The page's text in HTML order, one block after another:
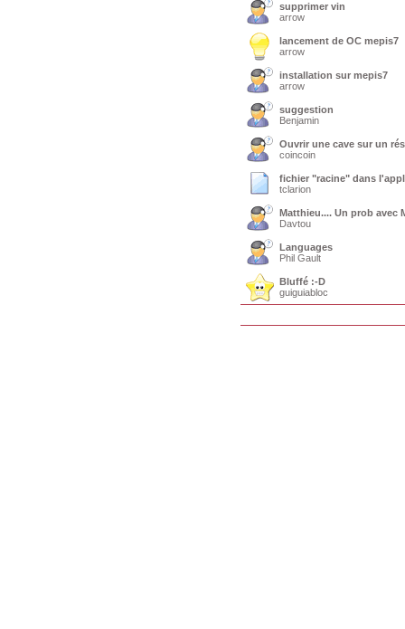
supprimer vin
arrow
lancement de OC mepis7
arrow
installation sur mepis7
arrow
suggestion
Benjamin
Ouvrir une cave sur un
coincoin
fichier "racine" dans
tclarion
Matthieu.... Un prob avec
Davtou
Languages
Phil Gault
Bluffé :-D
guiguiabloc